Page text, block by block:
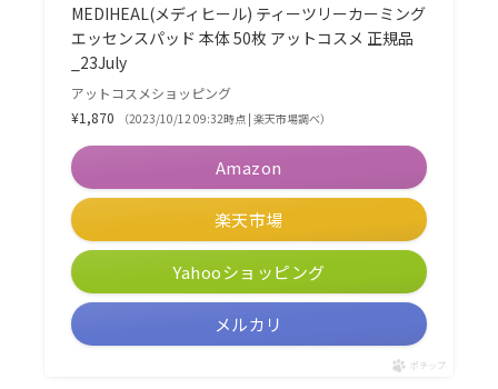
MEDIHEAL(メディヒール) ティーツリーカーミング
エッセンスパッド 本体 50枚 アットコスメ 正規品
_23July
アットコスメショッピング
¥1,870
（2023/10/12 09:32時点 | 楽天市場調べ）
Amazon
楽天市場
Yahooショッピング
メルカリ
ポチップ